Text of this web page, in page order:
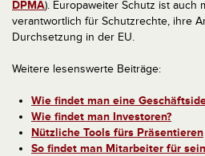
DPMA). Europaweiter Schutz ist auch
verantwortlich für Schutzrechte, ihre
Durchsetzung in der EU.
Weitere lesenswerte Beiträge:
Wie findet man eine
Wie findet man Investoren?
Nützliche Tools fürs Präsentieren
So findet man Mitarbeiter für